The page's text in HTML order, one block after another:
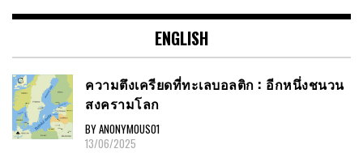
ENGLISH
ความตึงเครียดที่ทะเลบอลติก : อีกหนึ่งชนวน
สงครามโลก
BY ANONYMOUS01
13/06/2025